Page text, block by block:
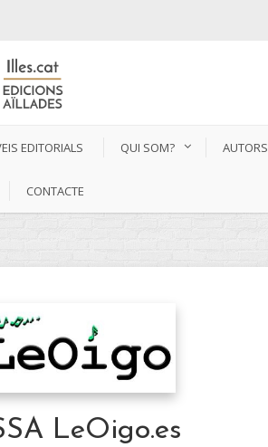
EDITORIALS QUI SOM? AUTORS
CONTACTE
LeOigo.es